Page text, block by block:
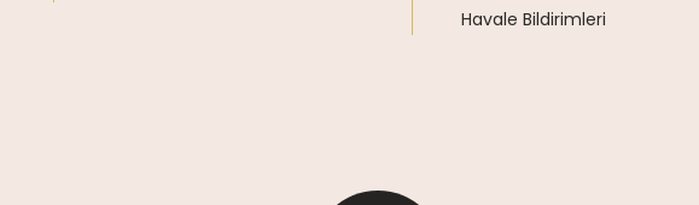
Havale Bildirimleri